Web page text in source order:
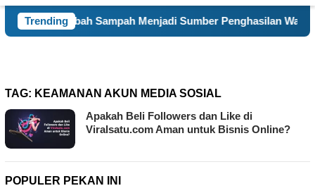
Trending
Ubah Sampah Menjadi Sumber Penghasilan Warga Desa
TAG: KEAMANAN AKUN MEDIA SOSIAL
Apakah Beli Followers dan Like di
Viralsatu.com Aman untuk Bisnis Online?
POPULER PEKAN INI